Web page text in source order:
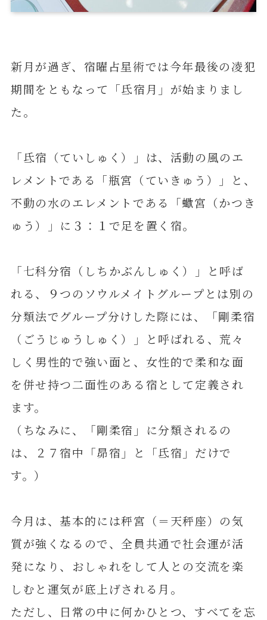
新月が過ぎ、宿曜占星術では今年最後の凌犯
期間をともなって「氐宿月」が始まりまし
た。
「氐宿（ていしゅく）」は、活動の風のエ
レメントである「瓶宮（ていきゅう）」と、
不動の水のエレメントである「蠍宮（かつき
ゅう）」に３：１で足を置く宿。
「七科分宿（しちかぶんしゅく）」と呼ば
れる、９つのソウルメイトグループとは別の
分類法でグループ分けした際には、「剛柔宿
（ごうじゅうしゅく）」と呼ばれる、荒々
しく男性的で強い面と、女性的で柔和な面
を併せ持つ二面性のある宿として定義され
ます。
（ちなみに、「剛柔宿」に分類されるの
は、２７宿中「昴宿」と「氐宿」だけで
す。）
今月は、基本的には秤宮（＝天秤座）の気
質が強くなるので、全員共通で社会運が活
発になり、おしゃれをして人との交流を楽
しむと運気が底上げされる月。
ただし、日常の中に何かひとつ、すべてを忘